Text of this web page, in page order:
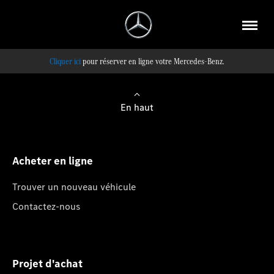
pour réserver en ligne votre Mercedes-Benz.
En haut
Acheter en ligne
Trouver un nouveau véhicule
Contactez-nous
Projet d'achat